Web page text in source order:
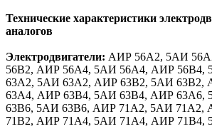
Технические характеристики
аналогов
Электродвигатели: АИР 56А2, 5АИ
56B2, АИР 56A4, 5АИ 56A4, АИР 56B4,
63A2, 5АИ 63A2, АИР 63B2, 5АИ 63B2,
63A4, АИР 63B4, 5АИ 63B4, АИР 63A6,
63B6, 5АИ 63B6, АИР 71A2, 5АИ 71A2,
71B2, АИР 71A4, 5АИ 71A4, АИР 71B4,